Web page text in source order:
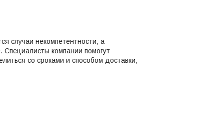
случаи некомпетентности, а
Специалисты компании помогут
со сроками и способом доставки,